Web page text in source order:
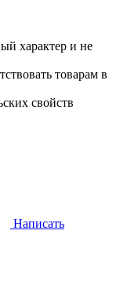
характер и не
товарам в
свойств
Написать